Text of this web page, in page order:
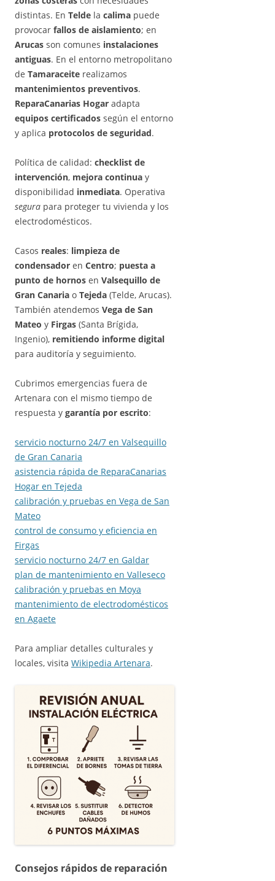
distintas. En Telde la calima puede
provocar fallos de aislamiento; en
Arucas son comunes instalaciones
antiguas. En el entorno metropolitano
de Tamaraceite realizamos
mantenimientos preventivos.
ReparaCanarias Hogar adapta
equipos certificados según el entorno
y aplica protocolos de seguridad.
Política de calidad: checklist de
intervención, mejora continua y
disponibilidad inmediata. Operativa
segura para proteger tu vivienda y los
electrodomésticos.
Casos reales: limpieza de
condensador en Centro; puesta a
punto de hornos en Valsequillo de
Gran Canaria o Tejeda (Telde, Arucas).
También atendemos Vega de San
Mateo y Firgas (Santa Brígida,
Ingenio), remitiendo informe digital
para auditoría y seguimiento.
Cubrimos emergencias fuera de
Artenara con el mismo tiempo de
respuesta y garantía por escrito:
servicio nocturno 24/7 en Valsequillo
de Gran Canaria
asistencia rápida de ReparaCanarias
Hogar en Tejeda
calibración y pruebas en Vega de San
Mateo
control de consumo y eficiencia en
Firgas
servicio nocturno 24/7 en Galdar
plan de mantenimiento en Valleseco
calibración y pruebas en Moya
mantenimiento de electrodomésticos
en Agaete
Para ampliar detalles culturales y
locales, visita Wikipedia Artenara.
Consejos rápidos de reparación